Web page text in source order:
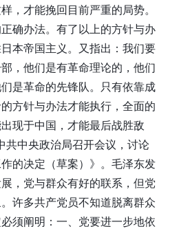
，才能挽回目前严重的局势。
确办法。有了以上的方针与办
本帝国主义。又指出：我们要
，他们是有革命理论的，他们
是革命的先锋队。只有依靠成
方针与办法才能执行，全面的
现于中国，才能最后战胜敌
共中央政治局召开会议，讨论
的决定（草案）》。毛泽东发
，党与群众有好的联系，但党
许多共产党员不知道脱离群众
须阐明：一、党要进一步地依